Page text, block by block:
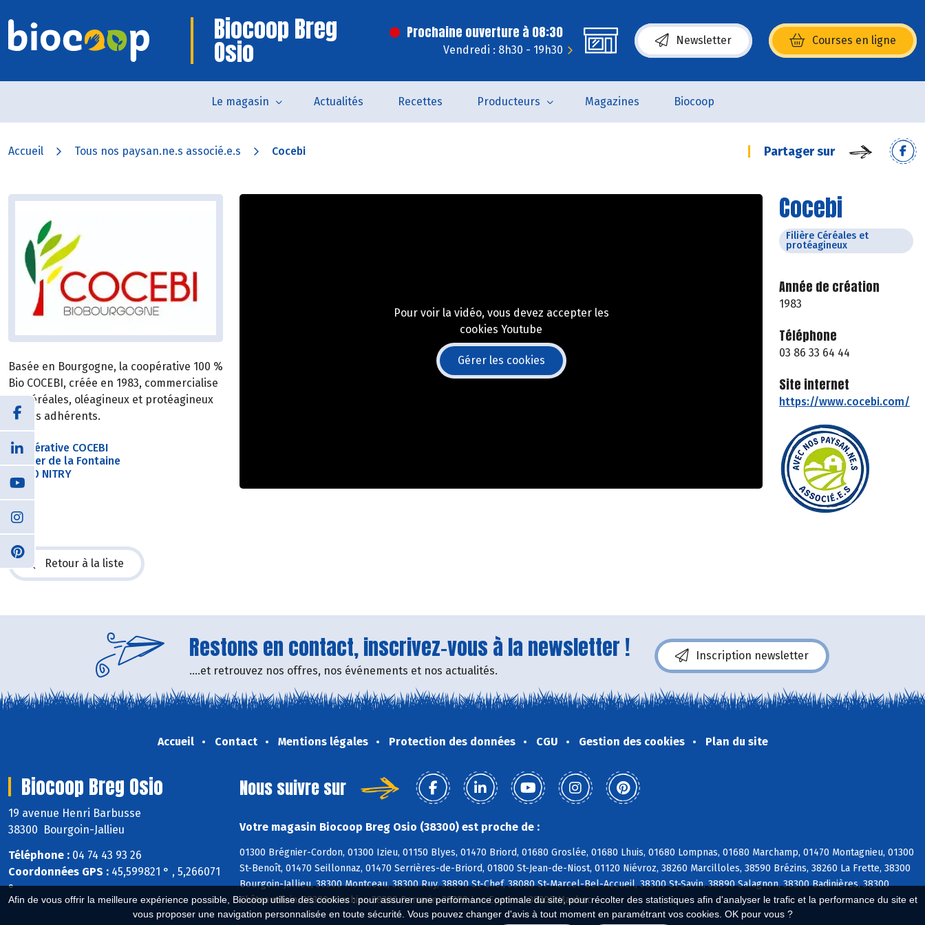
Afin de vous offrir la meilleure expérience possible, Biocoop utilise des cookies : pour assurer une performance optimale du site, pour récolter des statistiques afin d'analyser le trafic et la performance du site et
vous proposer une navigation personnalisée en toute sécurité. Vous pouvez changer d'avis à tout moment en paramétrant vos cookies. OK pour vous ?
Biocoop Breg
Osio
Prochaine ouverture à 08:30
Vendredi : 8h30 - 19h30
Newsletter Courses en ligne
(s’ouvre dans une nouvelle fenêtre)
Le magasin Actualités Recettes Producteurs Magazines Biocoop
Accueil Tous nos paysan.ne.s associé.e.s Cocebi Partager sur
Cocebi
Filière Céréales et
protéagineux
Année de création
1983
Téléphone
03 86 33 64 44
Site internet
https://www.cocebi.com/
Basée en Bourgogne, la coopérative 100 %
Bio COCEBI, créée en 1983, commercialise
les céréales, oléagineux et protéagineux
de ses adhérents.
Coopérative COCEBI
Sentier de la Fontaine
89310 NITRY
Pour voir la vidéo, vous devez accepter les
cookies Youtube
Gérer les cookies
Retour à la liste
Restons en contact, inscrivez-vous à la newsletter !
....et retrouvez nos offres, nos événements et nos actualités.
Inscription newsletter
Accueil Contact Mentions légales Protection des données CGU Gestion des cookies Plan du site
Biocoop Breg Osio
19 avenue Henri Barbusse
38300 Bourgoin-Jallieu
Téléphone : 04 74 43 93 26
Coordonnées GPS : 45,599821 ° , 5,266071
°
Nous suivre sur
Votre magasin Biocoop Breg Osio (38300) est proche de :
01300 Brégnier-Cordon, 01300 Izieu, 01150 Blyes, 01470 Briord, 01680 Groslée, 01680 Lhuis, 01680 Lompnas, 01680 Marchamp, 01470 Montagnieu, 01300
St-Benoît, 01470 Seillonnaz, 01470 Serrières-de-Briord, 01800 St-Jean-de-Niost, 01120 Niévroz, 38260 Marcilloles, 38590 Brézins, 38260 La Frette, 38300
Bourgoin-Jallieu, 38300 Montceau, 38300 Ruy, 38890 St-Chef, 38080 St-Marcel-Bel-Accueil, 38300 St-Savin, 38890 Salagnon, 38300 Badinières, 38300
Châteauvilain, 38300 Crachier, 38300 Domarin, 38300 Les Eparres, 38300 Maubec